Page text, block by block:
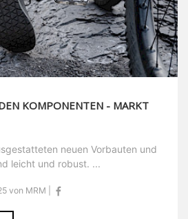
KOMPONENTEN - MARKT
neuen Vorbauten und
leicht und robust. ...
von MRM |